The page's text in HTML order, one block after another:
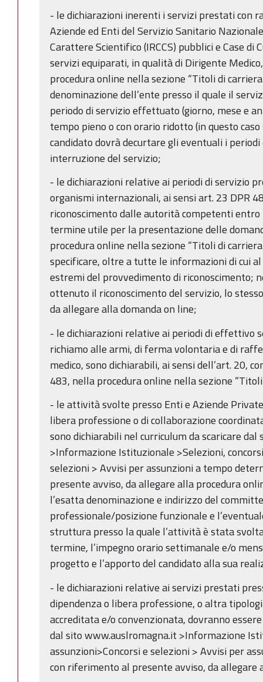
- le dichiarazioni inerenti i servizi prestati con
Aziende ed Enti del Servizio Sanitario
Carattere Scientifico (IRCCS) pubblici e Case
servizi equiparati, in qualità di Dirigente
procedura online nella sezione “Titoli di
denominazione dell’ente presso il quale il
periodo di servizio effettuato (giorno, mese e
tempo pieno o con orario ridotto (in questo
candidato dovrà decurtare gli eventuali i
interruzione del servizio;
- le dichiarazioni relative ai periodi di servizio
organismi internazionali, ai sensi art. 23 DPR
riconoscimento dalle autorità competenti entro
termine utile per la presentazione delle
procedura online nella sezione “Titoli di
specificare, oltre a tutte le informazioni di cui
estremi del provvedimento di riconoscimento;
ottenuto il riconoscimento del servizio, lo
da allegare alla domanda on line;
- le dichiarazioni relative ai periodi di effettivo
richiamo alle armi, di ferma volontaria e di
medico, sono dichiarabili, ai sensi dell’art. 20,
483, nella procedura online nella sezione
- le attività svolte presso Enti e Aziende
libera professione o di collaborazione
sono dichiarabili nel curriculum da scaricare
>Informazione Istituzionale >Selezioni,
selezioni > Avvisi per assunzioni a tempo
presente avviso, da allegare alla procedura
l’esatta denominazione e indirizzo del
professionale/posizione funzionale e
struttura presso la quale l’attività è stata
termine, l’impegno orario settimanale e/o
progetto e l’apporto del candidato alla sua
- le dichiarazioni relative ai servizi prestati
dipendenza o libera professione, o altra
accreditata e/o convenzionata, dovranno
dal sito www.auslromagna.it >Informazione
assunzioni>Concorsi e selezioni > Avvisi per
con riferimento al presente avviso, da allegare